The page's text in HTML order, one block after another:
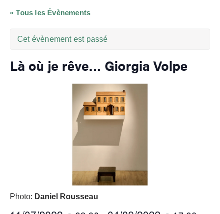
« Tous les Évènements
Cet évènement est passé
Là où je rêve… Giorgia Volpe
Photo: Daniel Rousseau